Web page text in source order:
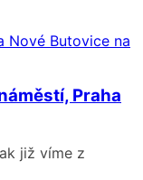
Praha
již víme z